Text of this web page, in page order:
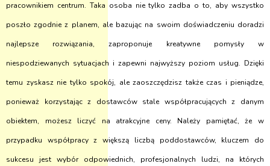
pracownikiem centrum. Taka osoba nie tylko zadba o to, aby wszystko
poszło zgodnie z planem, ale bazując na swoim doświadczeniu doradzi
najlepsze rozwiązania, zaproponuje kreatywne pomysły w
niespodziewanych sytuacjach i zapewni najwyższy poziom usług. Dzięki
temu zyskasz nie tylko spokój, ale zaoszczędzisz także czas i pieniądze,
ponieważ korzystając z dostawców stale współpracujących z danym
obiektem, możesz liczyć na atrakcyjne ceny. Należy pamiętać, że w
przypadku współpracy z większą liczbą poddostawców, kluczem do
sukcesu jest wybór odpowiednich, profesjonalnych ludzi, na których